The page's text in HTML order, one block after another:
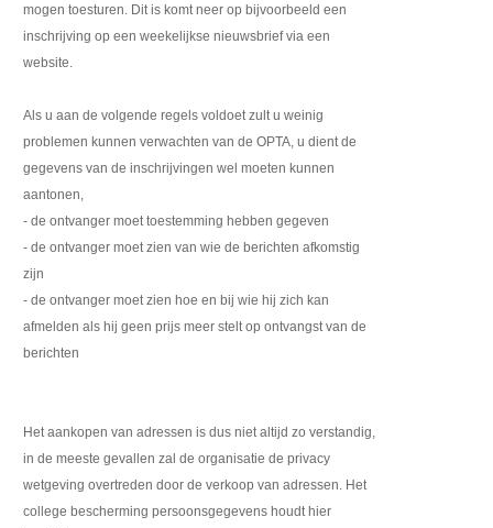
mogen toesturen. Dit is komt neer op bijvoorbeeld een
inschrijving op een weekelijkse nieuwsbrief via een
website.
Als u aan de volgende regels voldoet zult u weinig
problemen kunnen verwachten van de OPTA, u dient de
gegevens van de inschrijvingen wel moeten kunnen
aantonen,
- de ontvanger moet toestemming hebben gegeven
- de ontvanger moet zien van wie de berichten afkomstig
zijn
- de ontvanger moet zien hoe en bij wie hij zich kan
afmelden als hij geen prijs meer stelt op ontvangst van de
berichten
Het aankopen van adressen is dus niet altijd zo verstandig,
in de meeste gevallen zal de organisatie de privacy
wetgeving overtreden door de verkoop van adressen. Het
college bescherming persoonsgegevens houdt hier